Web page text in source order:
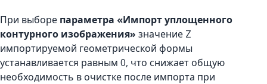
При выборе параметра «Импорт уплощенного
контурного изображения» значение Z
импортируемой геометрической формы
устанавливается равным 0, что снижает общую
необходимость в очистке после импорта при